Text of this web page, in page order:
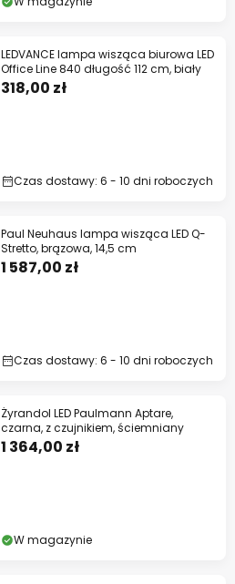
LEDVANCE lampa wisząca biurowa LED
Office Line 840 długość 112 cm, biały
318,00 zł
Czas dostawy: 6 - 10 dni roboczych
Paul Neuhaus lampa wisząca LED Q-
Stretto, brązowa, 14,5 cm
1 587,00 zł
Czas dostawy: 6 - 10 dni roboczych
Żyrandol LED Paulmann Aptare,
czarna, z czujnikiem, ściemniany
1 364,00 zł
W magazynie